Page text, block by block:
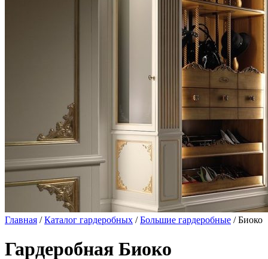
Главная /Каталог гардеробных /Большие гардеробные / Биоко
Гардеробная Биоко